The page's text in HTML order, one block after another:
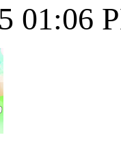
01:06